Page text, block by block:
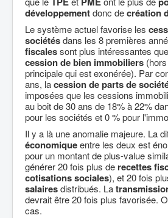
développementdonc decréation
Le système actuel favorise les
sociétésdans les 8 premières
fiscalessont plus intéressantes
cession de bien immobiliers
principale qui est exonérée). Par
ans, lacession de parts de
imposées que les cessions
au boit de 30 ans de 18% à 22%
pour les sociétés et 0 % pour
Il y a là une anomalie majeure. La
économiqueentre les deux est
pour un montant de plus-value
générer 20 fois plus de recettes
cotisations sociales), et 20 fois
salairesdistribués. La
devrait être 20 fois plus favorisée.
cas.